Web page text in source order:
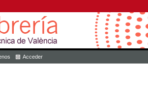
Acceder